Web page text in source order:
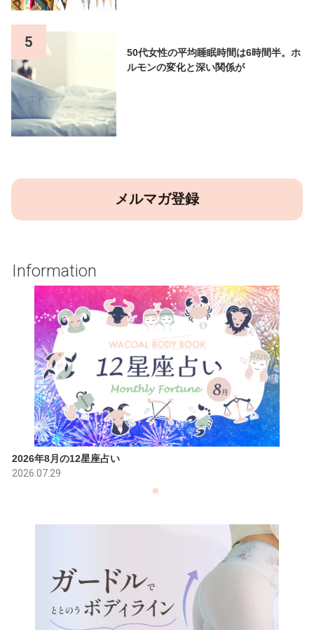
5
50代女性の平均睡眠時間は6時間半。ホ
ルモンの変化と深い関係が
メルマガ登録
Information
2026年8月の12星座占い
2026.07.29